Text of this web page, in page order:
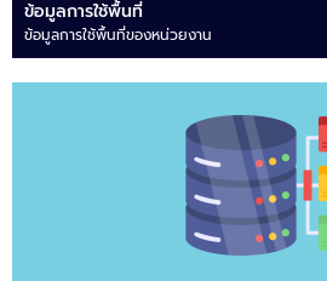
ข้อมูลการใช้พื้นที่
ข้อมูลการใช้พื้นที่ของหน่วยงาน